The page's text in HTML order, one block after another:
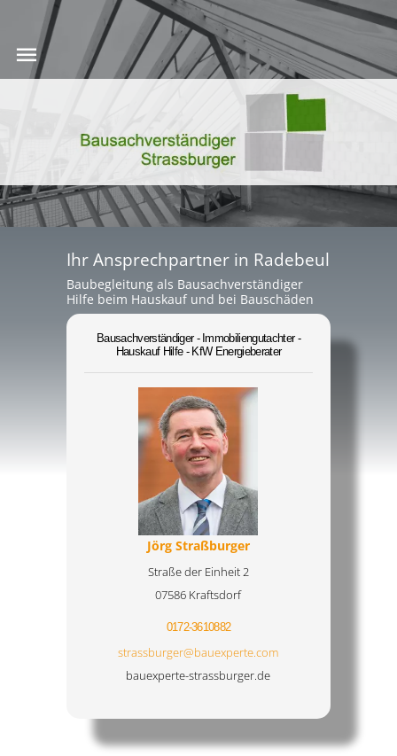
Ihr Ansprechpartner in Radebeul
Baubegleitung als Bausachverständiger
Hilfe beim Hauskauf und bei Bauschäden
Bausachverständiger - Immobiliengutachter -
Hauskauf Hilfe - KfW Energieberater
Jörg Straßburger
Straße der Einheit 2
07586 Kraftsdorf
0172-3610882
strassburger@bauexperte.com
bauexperte-strassburger.de